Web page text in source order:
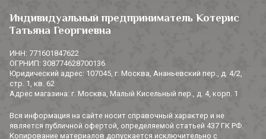
Индивидуальный предприниматель Котерис
Татьяна Георгиевна
ИНН: 771601847622
ОГРНИП: 308774628700136
Юридический адрес: 107045, г. Москва, Ананьевский пер., д. 4/2,
стр. 1, кв. 62
Адрес магазина: г. Москва, Малый Кисельный пер., д. 4, корп. 1
Вся информация на сайте носит справочный характер и не
является публичной офертой, определяемой статьей 437 ГК РФ.
Копирование материалов допускается исключительно с